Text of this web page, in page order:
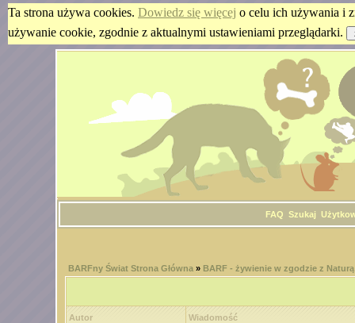
Ta strona używa cookies. Dowiedz się więcej o celu ich używania i
używanie cookie, zgodnie z aktualnymi ustawieniami przeglądarki.
FAQ Szukaj
BARFny Świat Strona Główna» BARF - żywienie w zgodzie z Naturą
Autor Wiadomość